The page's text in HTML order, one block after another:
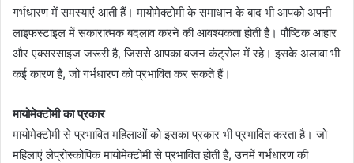
गर्भधारण में समस्याएं आती हैं। मायोमेक्टोमी के समाधान के बाद भी आपको अपनी
लाइफस्टाइल में सकारात्मक बदलाव करने की आवश्यकता होती है। पौष्टिक आहार
और एक्सरसाइज जरूरी है, जिससे आपका वजन कंट्रोल में रहे। इसके अलावा भी
कई कारण हैं, जो गर्भधारण को प्रभावित कर सकते हैं।
मायोमेक्टोमी का प्रकार
मायोमेक्टोमी से प्रभावित महिलाओं को इसका प्रकार भी प्रभावित करता है। जो
महिलाएं लेप्रोस्कोपिक मायोमेक्टोमी से प्रभावित होती हैं, उनमें गर्भधारण की